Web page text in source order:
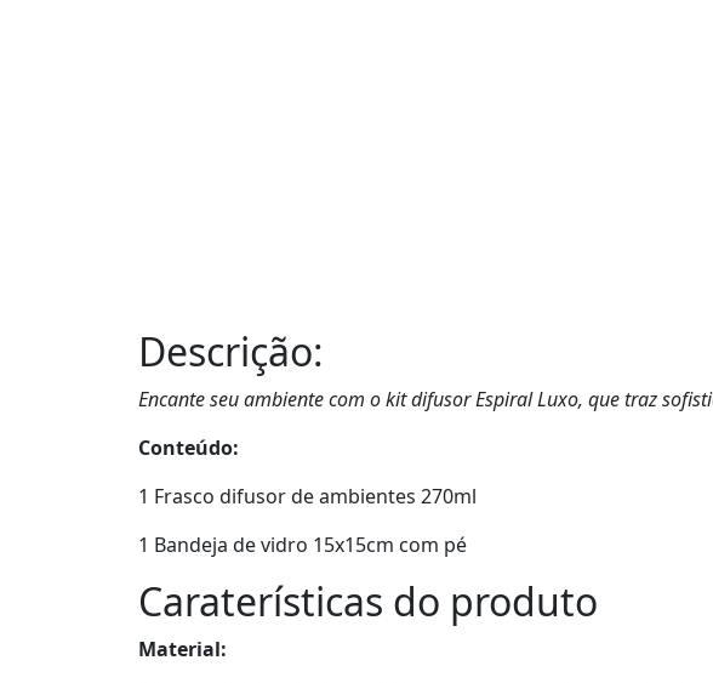
Descrição:
Encante seu ambiente com o kit difusor Espiral Luxo, que traz
Conteúdo:
1 Frasco difusor de ambientes 270ml
1 Bandeja de vidro 15x15cm com pé
Caraterísticas do produto
Material: